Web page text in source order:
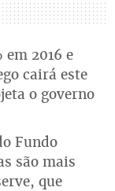
2016 e
cairá este
o governo
Fundo
são mais
que